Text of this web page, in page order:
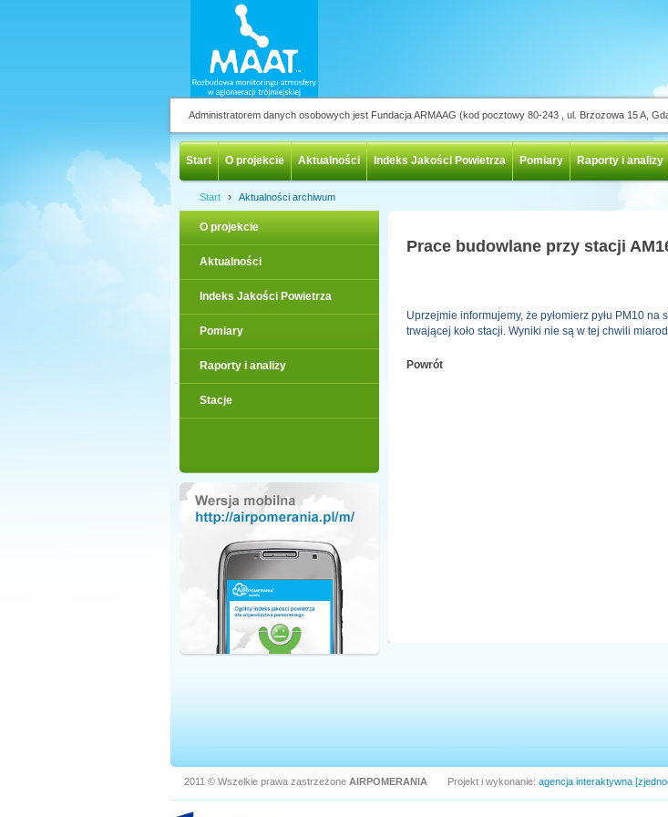
Administratorem danych osobowych jest Fundacja ARMAAG (kod pocztowy 80-243 , ul. Brzozowa 15 A,
Start O projekcie Aktualności Indeks Jakości Powietrza Pomiary Raporty i analizy
Start › Aktualności archiwum
O projekcie
Aktualności
Indeks Jakości Powietrza
Pomiary
Raporty i analizy
Stacje
Prace budowlane przy stacji
Uprzejmie informujemy, że pyłomierz pyłu PM10
trwającej koło stacji. Wyniki nie są w tej chwili
Powrót
2011 © Wszelkie prawa zastrzeżone AIRPOMERANIA Projekt i wykonanie: agencja interaktywna